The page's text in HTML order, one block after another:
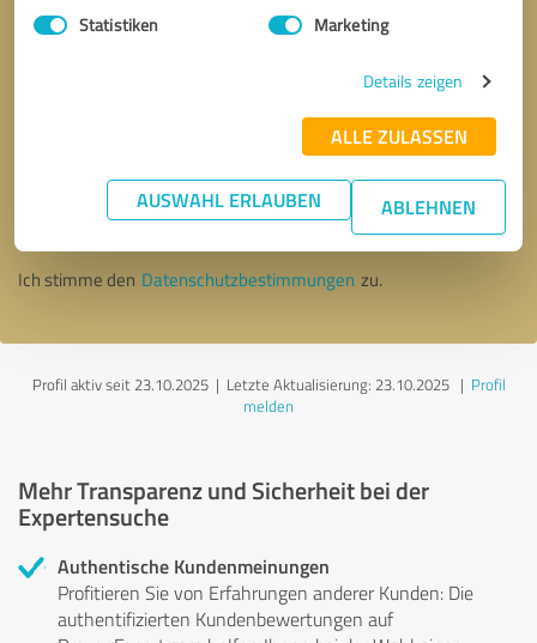
Statistiken Marketing
Details zeigen
ALLE ZULASSEN
AUSWAHL ERLAUBEN ABLEHNEN
* Erforderliche Angaben
Nachricht senden
Ich stimme den Datenschutzbestimmungen zu.
Profil aktiv seit 23.10.2025 | Letzte Aktualisierung: 23.10.2025| Profil
melden
Mehr Transparenz und Sicherheit bei der
Expertensuche
Authentische Kundenmeinungen
Profitieren Sie von Erfahrungen anderer Kunden: Die
authentifizierten Kundenbewertungen auf